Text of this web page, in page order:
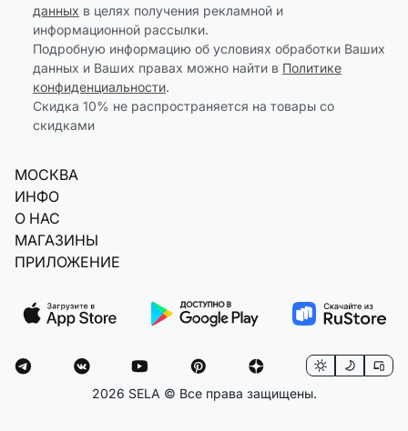
данных в целях получения рекламной и
информационной рассылки.
Подробную информацию об условиях обработки Ваших
данных и Ваших правах можно найти в Политике
конфиденциальности.
Скидка 10% не распространяется на товары со
скидками
МОСКВА
ИНФО
О НАС
МАГАЗИНЫ
ПРИЛОЖЕНИЕ
2026 SELA © Все права защищены.